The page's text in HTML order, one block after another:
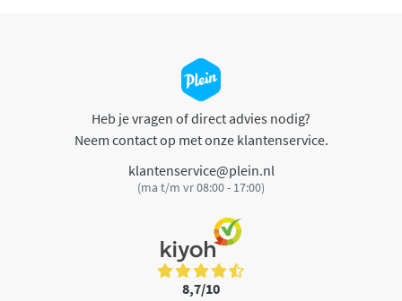
Heb je vragen of direct advies nodig?
Neem contact op met onze klantenservice.
klantenservice@plein.nl
(ma t/m vr 08:00 - 17:00)
8,7/10